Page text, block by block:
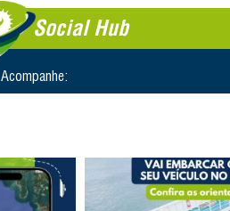
Social Hub
Acompanhe: